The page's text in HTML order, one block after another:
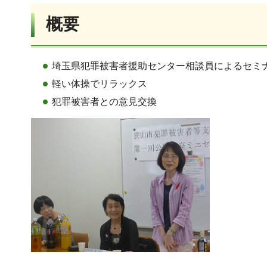
概要
埼玉県犯罪被害者援助センター相談員によるセミ
軽い体操でリラックス
犯罪被害者との意見交換